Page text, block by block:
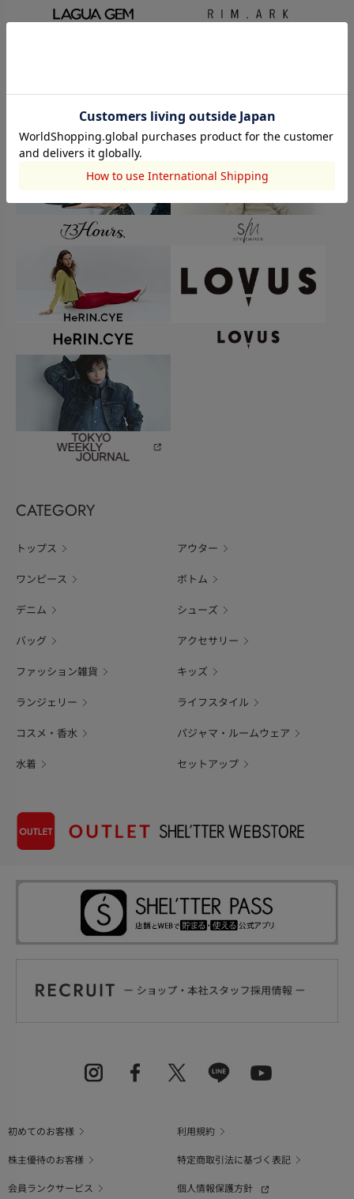
CATEGORY
トップス アウター
ワンピース ボトム
デニム シューズ
バッグ アクセサリー
ファッション雑貨 キッズ
ランジェリー ライフスタイル
コスメ・香水 パジャマ・ルームウェア
水着 セットアップ
初めてのお客様
利用規約
株主優待のお客様
特定商取引法に基づく表記
会員ランクサービス
個人情報保護方針